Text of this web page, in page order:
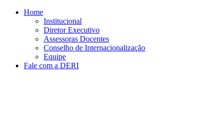
Conteúdo principal
Home
Institucional
Diretor Executivo
Assessoras Docentes
Conselho de Internacionalização
Equipe
Fale com a DERI